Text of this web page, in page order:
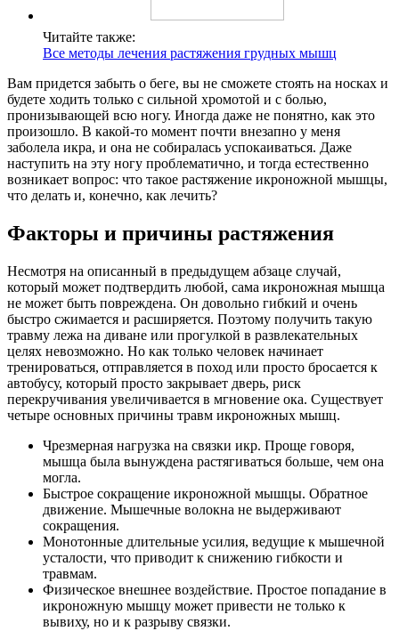
Читайте также:
Все методы лечения растяжения грудных мышц
Вам придется забыть о беге, вы не сможете стоять на носках и
будете ходить только с сильной хромотой и с болью,
пронизывающей всю ногу. Иногда даже не понятно, как это
произошло. В какой-то момент почти внезапно у меня
заболела икра, и она не собиралась успокаиваться. Даже
наступить на эту ногу проблематично, и тогда естественно
возникает вопрос: что такое растяжение икроножной мышцы,
что делать и, конечно, как лечить?
Факторы и причины растяжения
Несмотря на описанный в предыдущем абзаце случай,
который может подтвердить любой, сама икроножная мышца
не может быть повреждена. Он довольно гибкий и очень
быстро сжимается и расширяется. Поэтому получить такую ​​
травму лежа на диване или прогулкой в ​​развлекательных
целях невозможно. Но как только человек начинает
тренироваться, отправляется в поход или просто бросается к
автобусу, который просто закрывает дверь, риск
перекручивания увеличивается в мгновение ока. Существует
четыре основных причины травм икроножных мышц.
Чрезмерная нагрузка на связки икр. Проще говоря,
мышца была вынуждена растягиваться больше, чем она
могла.
Быстрое сокращение икроножной мышцы. Обратное
движение. Мышечные волокна не выдерживают
сокращения.
Монотонные длительные усилия, ведущие к мышечной
усталости, что приводит к снижению гибкости и
травмам.
Физическое внешнее воздействие. Простое попадание в
икроножную мышцу может привести не только к
вывиху, но и к разрыву связки.